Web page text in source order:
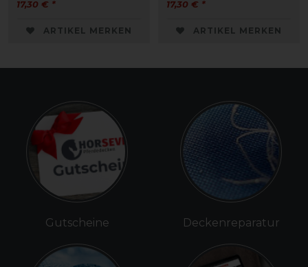
17,30 € *
ARTIKEL MERKEN
17,30 € *
ARTIKEL MERKEN
Gutscheine Deckenreparatur